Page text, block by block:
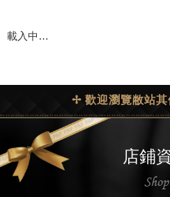
載入中…
✢ 歡迎瀏覽敝站
店鋪
Shop